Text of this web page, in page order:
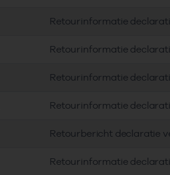
Retourinformatie
Retourinformatie
Retourinformatie
Retourinformatie
Retourbericht declaratie
Retourinformatie